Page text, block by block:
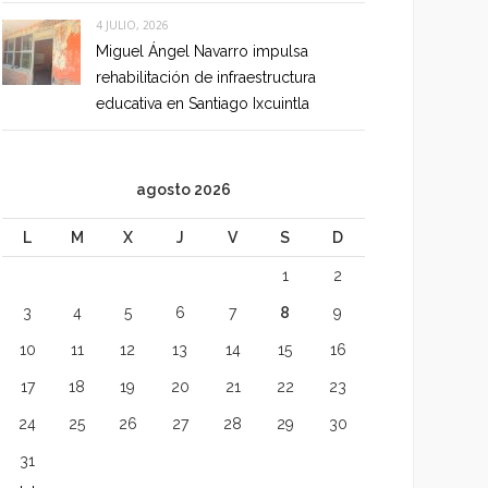
4 JULIO, 2026
Miguel Ángel Navarro impulsa
rehabilitación de infraestructura
educativa en Santiago Ixcuintla
agosto 2026
L M X J V S D
1 2
3 4 5 6 7 8 9
10 11 12 13 14 15 16
17 18 19 20 21 22 23
24 25 26 27 28 29 30
31